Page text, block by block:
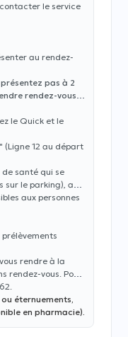
le service
au rendez-
pas à 2
rendez-vous
le Quick et le
" (Ligne 12 au départ
santé qui se
sur le parking), au
aux personnes
rendre à la
rendez-vous. Pour
éternuements,
en pharmacie).